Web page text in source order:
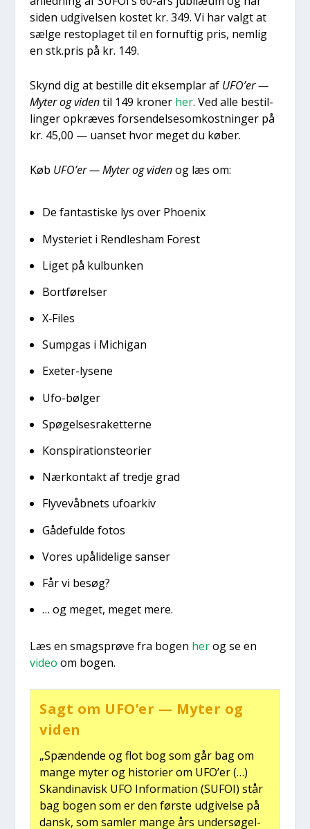
siden udgi­vel­sen kostet kr. 349. Vi har valgt at
sæl­ge resto­p­la­get til en for­nuf­tig pris, nem­lig
en stk.pris på kr. 149.
Skynd dig at bestil­le dit eksem­plar af UFO’er —
Myter og videntil 149 kro­ner her. Ved alle bestil­
lin­ger opkræ­ves for­sen­del­ses­om­kost­nin­ger på
kr. 45,00 — uan­set hvor meget du køber.
Køb UFO’er — Myter og videnog læs om:
De fan­ta­sti­ske lys over Pho­e­nix
Myste­ri­et i Rend­les­ham Forest
Liget på kul­bun­ken
Bort­fø­rel­ser
X‑Files
Sump­gas i Michi­gan
Exe­ter-lyse­ne
Ufo-bøl­ger
Spø­gel­ses­ra­ket­ter­ne
Kon­spira­tions­te­o­ri­er
Nær­kon­takt af tred­je grad
Fly­ve­våb­nets ufo­ar­kiv
Gåde­ful­de fotos
Vores upå­li­de­li­ge san­ser
Får vi besøg?
… og meget, meget mere.
Læs en smags­prø­ve fra bogen herog se en
video om bogen.
Sagt om UFO’er — Myter og
viden
„Spæn­den­de og flot bog som går bag om
man­ge myter og histo­ri­er om UFO’er (…)
Skan­di­na­visk UFO Infor­ma­tion (SUFOI) står
bag bogen som er den før­ste udgi­vel­se på
dansk, som sam­ler man­ge års under­sø­gel­